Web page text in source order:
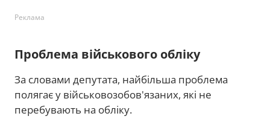
Реклама
Проблема військового обліку
За словами депутата, найбільша проблема
полягає у військовозобов'язаних, які не
перебувають на обліку.